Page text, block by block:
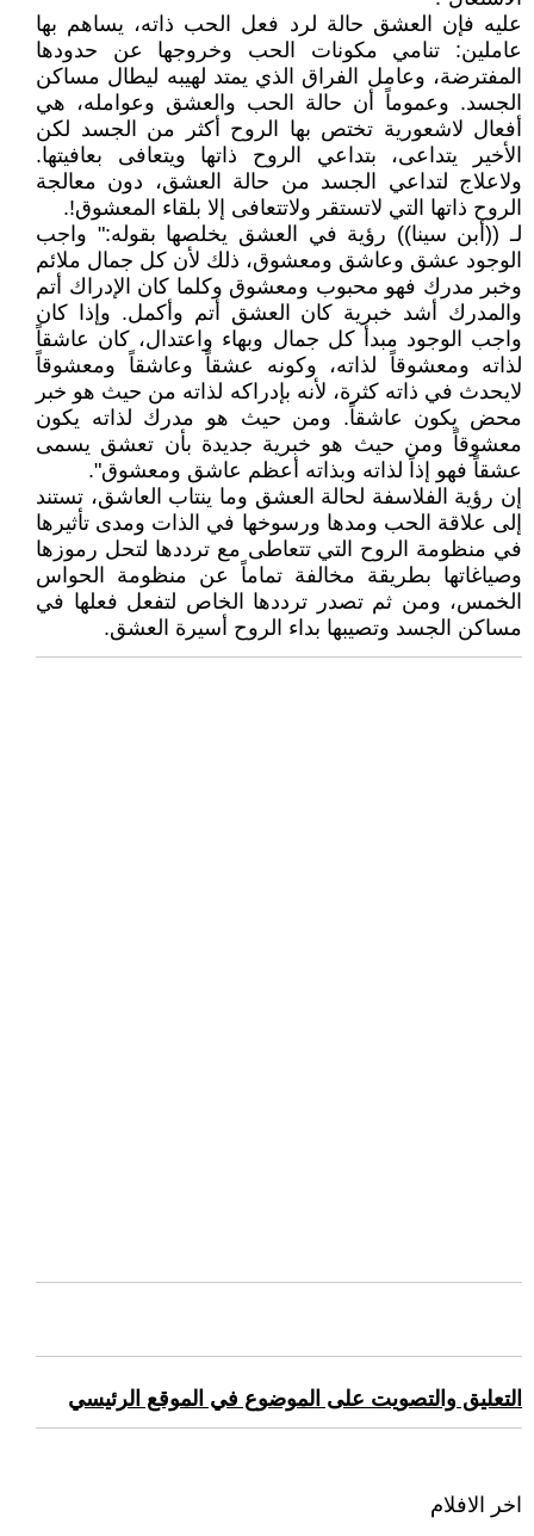
عليه فإن العشق حالة لرد فعل الحب ذاته، يساهم بها
عاملين: تنامي مكونات الحب وخروجها عن حدودها
المفترضة، وعامل الفراق الذي يمتد لهيبه ليطال مساكن
الجسد. وعموماً أن حالة الحب والعشق وعوامله، هي
أفعال لاشعورية تختص بها الروح أكثر من الجسد لكن
الأخير يتداعى، بتداعي الروح ذاتها ويتعافى بعافيتها.
ولاعلاج لتداعي الجسد من حالة العشق، دون معالجة
الروح ذاتها التي لاتستقر ولاتتعافى إلا بلقاء المعشوق!.
لـ ((أبن سينا)) رؤية في العشق يخلصها بقوله:" واجب
الوجود عشق وعاشق ومعشوق، ذلك لأن كل جمال ملائم
وخبر مدرك فهو محبوب ومعشوق وكلما كان الإدراك أتم
والمدرك أشد خبرية كان العشق أتم وأكمل. وإذا كان
واجب الوجود مبدأ كل جمال وبهاء واعتدال، كان عاشقاً
لذاته ومعشوقاً لذاته، وكونه عشقاً وعاشقاً ومعشوقاً
لايحدث في ذاته كثرة، لأنه بإدراكه لذاته من حيث هو خبر
محض يكون عاشقاً. ومن حيث هو مدرك لذاته يكون
معشوقاً ومن حيث هو خبرية جديدة بأن تعشق يسمى
عشقاً فهو إذاً لذاته وبذاته أعظم عاشق ومعشوق".
إن رؤية الفلاسفة لحالة العشق وما ينتاب العاشق، تستند
إلى علاقة الحب ومدها ورسوخها في الذات ومدى تأثيرها
في منظومة الروح التي تتعاطى مع ترددها لتحل رموزها
وصياغاتها بطريقة مخالفة تماماً عن منظومة الحواس
الخمس، ومن ثم تصدر ترددها الخاص لتفعل فعلها في
مساكن الجسد وتصيبها بداء الروح أسيرة العشق.
التعليق والتصويت على الموضوع في الموقع الرئيسي
اخر الافلام